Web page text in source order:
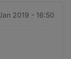
2019 - 16:50